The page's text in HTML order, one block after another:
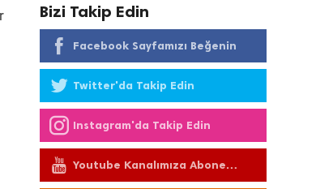
Bizi Takip Edin
Facebook Sayfamızı Beğenin
Twitter'da Takip Edin
Instagram'da Takip Edin
Youtube Kanalımıza Abone
Olun